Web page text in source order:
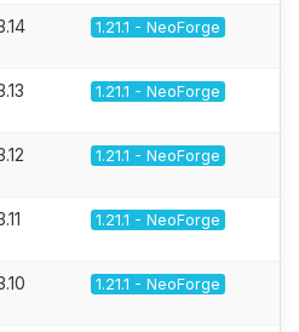
1.21.1 - NeoForge
1.21.1 - NeoForge
1.21.1 - NeoForge
1.21.1 - NeoForge
1.21.1 - NeoForge